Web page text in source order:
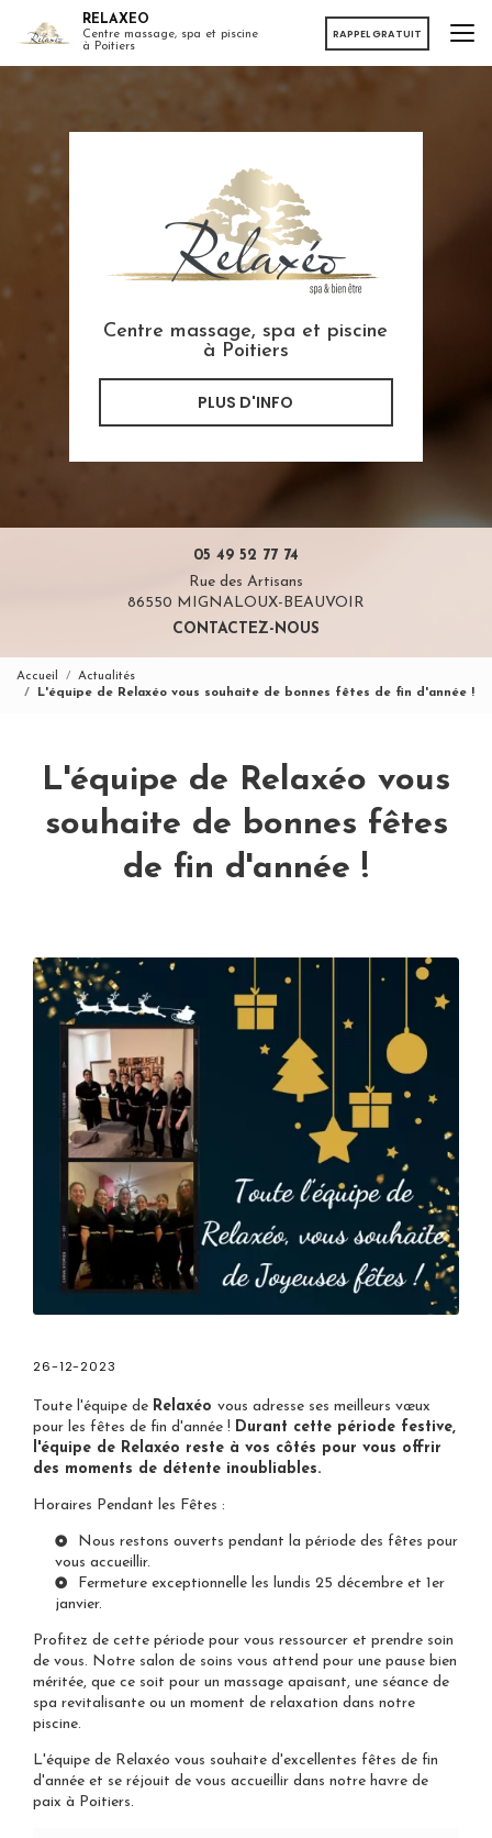
RELAXEO
Centre massage, spa et piscine
à Poitiers
RAPPEL GRATUIT
Centre massage, spa et piscine
à Poitiers
PLUS D'INFO
05 49 52 77 74
Rue des Artisans
86550 MIGNALOUX-BEAUVOIR
CONTACTEZ-NOUS
Accueil
Actualités
L'équipe de Relaxéo vous souhaite de bonnes fêtes de fin d'année !
L'équipe de Relaxéo vous
souhaite de bonnes fêtes
de fin d'année !
26-12-2023
Toute l'équipe de Relaxéo vous adresse ses meilleurs vœux
pour les fêtes de fin d'année ! Durant cette période festive,
l'équipe de Relaxéo reste à vos côtés pour vous offrir
des moments de détente inoubliables.
Horaires Pendant les Fêtes :
Nous restons ouverts pendant la période des fêtes pour
vous accueillir.
Fermeture exceptionnelle les lundis 25 décembre et 1er
janvier.
Profitez de cette période pour vous ressourcer et prendre soin
de vous. Notre salon de soins vous attend pour une pause bien
méritée, que ce soit pour un massage apaisant, une séance de
spa revitalisante ou un moment de relaxation dans notre
piscine.
L'équipe de Relaxéo vous souhaite d'excellentes fêtes de fin
d'année et se réjouit de vous accueillir dans notre havre de
paix à Poitiers.